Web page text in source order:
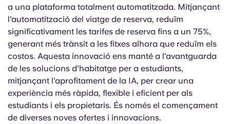
a una plataforma totalment automatitzada. Mitjançant
l'automatització del viatge de reserva, reduïm
significativament les tarifes de reserva fins a un 75%,
generant més trànsit a les fitxes alhora que reduïm els
costos. Aquesta innovació ens manté a l'avantguarda
de les solucions d'habitatge per a estudiants,
mitjançant l'aprofitament de la IA, per crear una
experiència més ràpida, flexible i eficient per als
estudiants i els propietaris. És només el començament
de diverses noves ofertes i innovacions.